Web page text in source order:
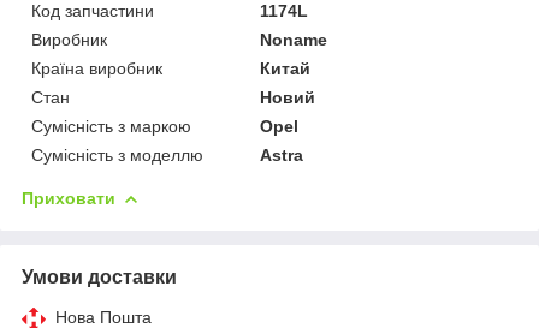
Код запчастини
1174L
Виробник
Noname
Країна виробник
Китай
Стан
Новий
Сумісність з маркою
Opel
Сумісність з моделлю
Astra
Приховати
Умови доставки
Нова Пошта